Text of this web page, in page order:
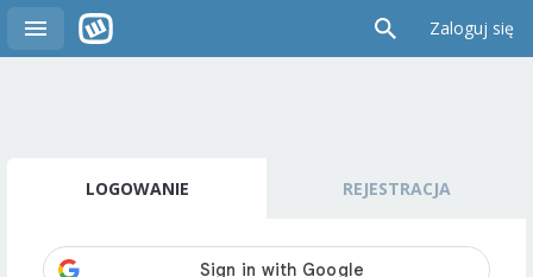
Zaloguj się
LOGOWANIE REJESTRACJA